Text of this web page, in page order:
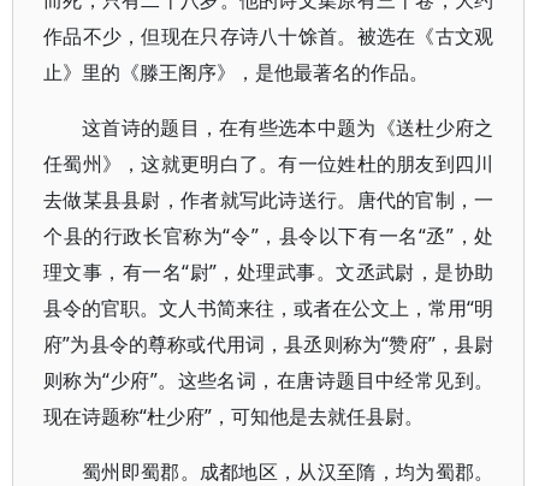
作品不少，但现在只存诗八十馀首。被选在《古文观
止》里的《滕王阁序》，是他最著名的作品。
这首诗的题目，在有些选本中题为《送杜少府之
任蜀州》，这就更明白了。有一位姓杜的朋友到四川
去做某县县尉，作者就写此诗送行。唐代的官制，一
个县的行政长官称为“令”，县令以下有一名“丞”，处
理文事，有一名“尉”，处理武事。文丞武尉，是协助
县令的官职。文人书简来往，或者在公文上，常用“明
府”为县令的尊称或代用词，县丞则称为“赞府”，县尉
则称为“少府”。这些名词，在唐诗题目中经常见到。
现在诗题称“杜少府”，可知他是去就任县尉。
蜀州即蜀郡。成都地区，从汉至隋，均为蜀郡。